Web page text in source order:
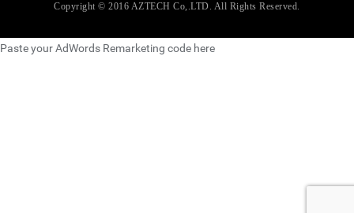
Copyright © 2016 AZTECH Co,.LTD. All Rights Reserved.
Paste your AdWords Remarketing code here